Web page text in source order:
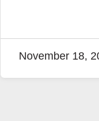
November 18,